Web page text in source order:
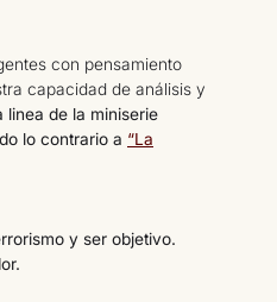
con pensamiento
capacidad de análisis y
linea de la miniserie
lo contrario a “La
y ser objetivo.